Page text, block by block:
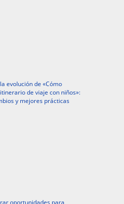
evolución de «Cómo
de viaje con niños»:
y mejores prácticas
oportunidades para